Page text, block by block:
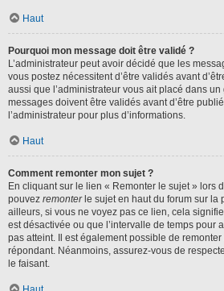
Haut
Pourquoi mon message doit être validé ?
L’administrateur peut avoir décidé que les
vous postez nécessitent d’être validés avant
aussi que l’administrateur vous ait placé dans
messages doivent être validés avant d’être
l’administrateur pour plus d’informations.
Haut
Comment remonter mon sujet ?
En cliquant sur le lien « Remonter le sujet » lors
pouvez remonterle sujet en haut du forum sur la
ailleurs, si vous ne voyez pas ce lien, cela
est désactivée ou que l’intervalle de temps pour
pas atteint. Il est également possible de
répondant. Néanmoins, assurez-vous de
le faisant.